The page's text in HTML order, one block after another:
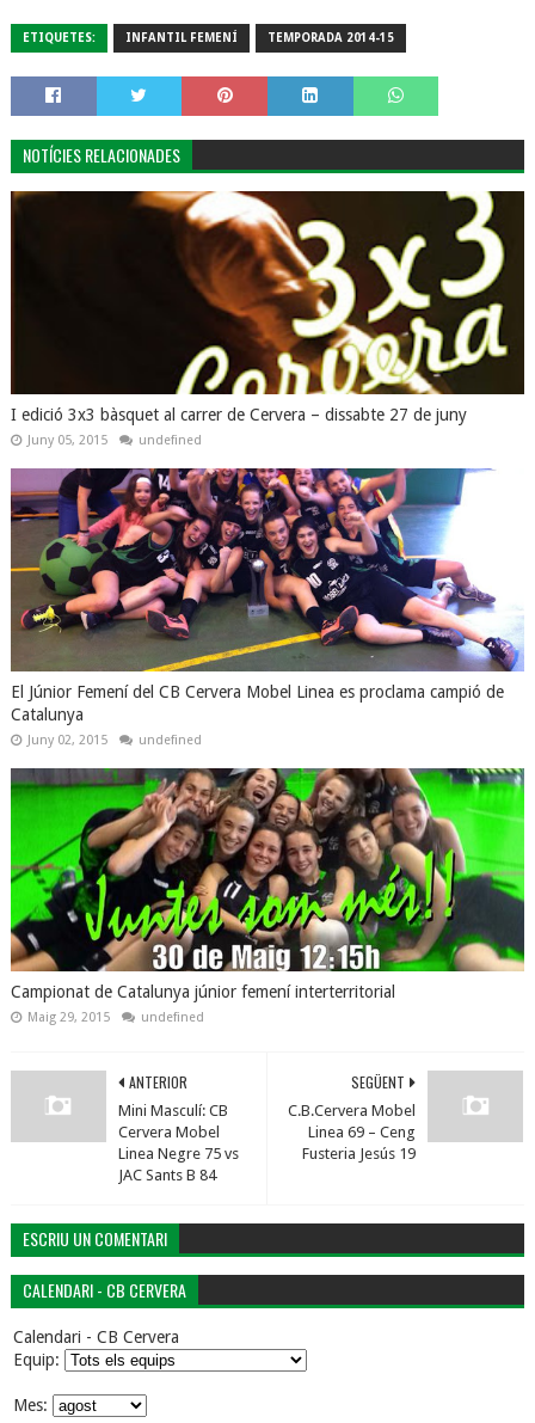
ETIQUETES: INFANTIL FEMENÍ TEMPORADA 2014-15
NOTÍCIES RELACIONADES
I edició 3x3 bàsquet al carrer de Cervera – dissabte 27 de juny
Juny 05, 2015 undefined
El Júnior Femení del CB Cervera Mobel Linea es proclama campió de
Catalunya
Juny 02, 2015 undefined
Campionat de Catalunya júnior femení interterritorial
Maig 29, 2015 undefined
SEGÜENT
C.B.Cervera Mobel
Linea 69 – Ceng
Fusteria Jesús 19
ANTERIOR
Mini Masculí: CB
Cervera Mobel
Linea Negre 75 vs
JAC Sants B 84
ESCRIU UN COMENTARI
CALENDARI - CB CERVERA
Calendari - CB Cervera
Equip:
Mes: